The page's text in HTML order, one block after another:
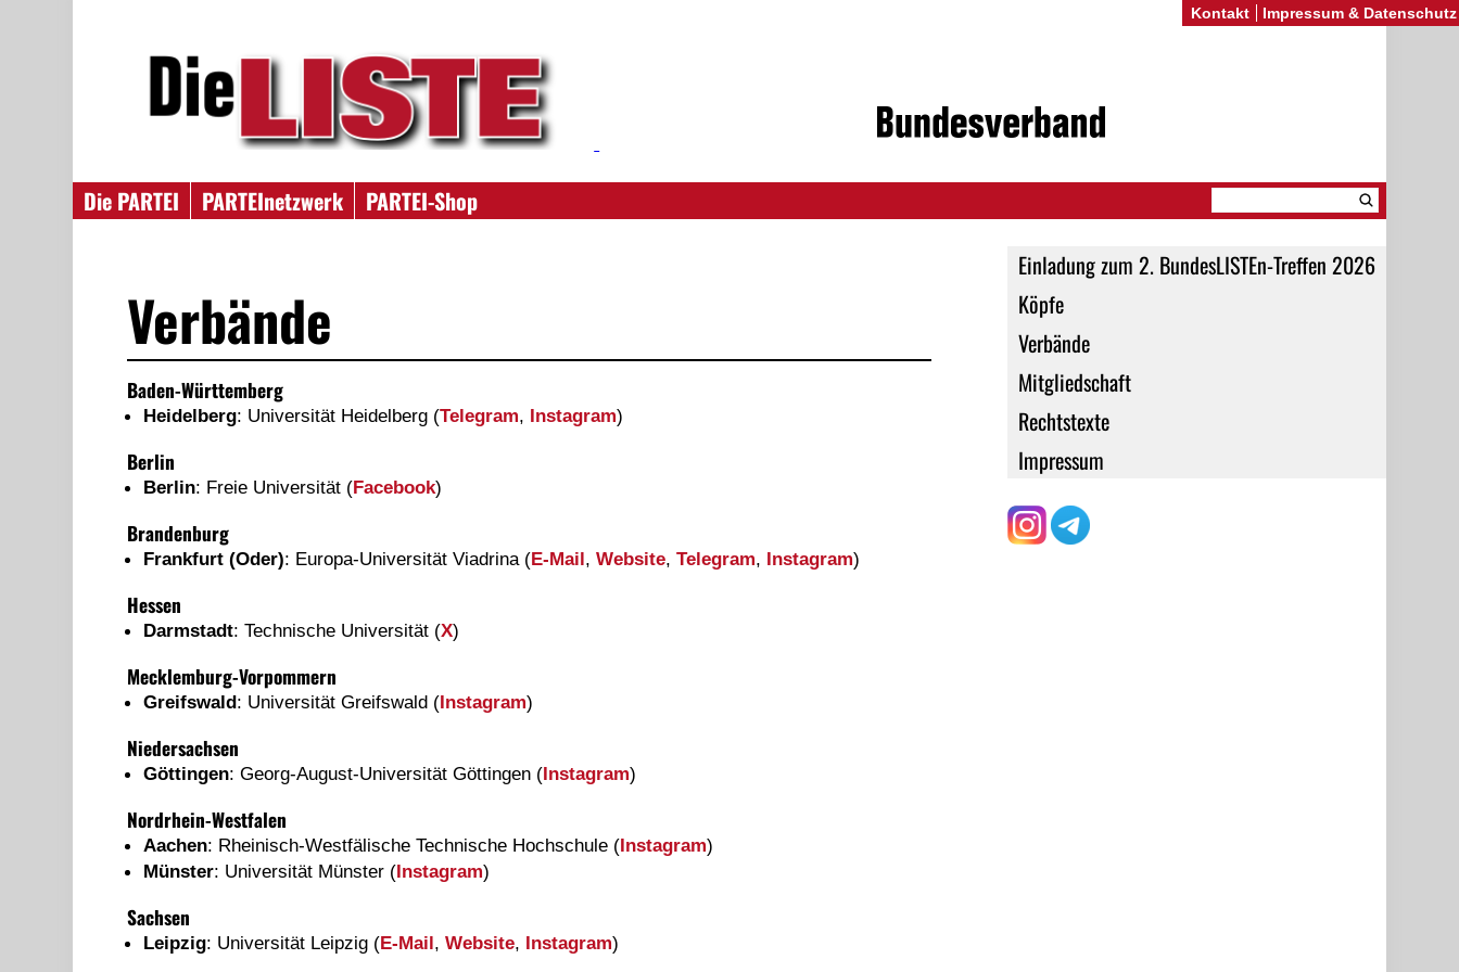
Die PARTEI PARTEInetzwerk
PARTEI-Shop
Einladung zum 2. BundesLISTEn-Treffen 2026
Köpfe
Verbände
Mitgliedschaft
Rechtstexte
Impressum
Verbände
Baden-Württemberg
Heidelberg: Universität Heidelberg (Telegram, Instagram)
Berlin
Berlin: Freie Universität (Facebook)
Brandenburg
Frankfurt (Oder): Europa-Universität Viadrina (E-Mail,Website,Telegram, Instagram)
Hessen
Darmstadt: Technische Universität (X)
Mecklemburg-Vorpommern
Greifswald: Universität Greifswald (Instagram)
Niedersachsen
Göttingen: Georg-August-Universität Göttingen (Instagram)
Nordrhein-Westfalen
Aachen: Rheinisch-Westfälische Technische Hochschule (Instagram)
Münster: Universität Münster (Instagram)
Sachsen
Leipzig: Universität Leipzig (E-Mail,Website, Instagram)
Kontakt Impressum & Datenschutz